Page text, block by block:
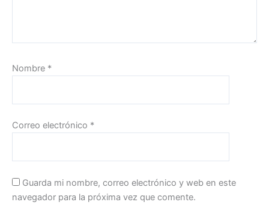
Nombre *
Correo electrónico *
Guarda mi nombre, correo electrónico y web en este
navegador para la próxima vez que comente.